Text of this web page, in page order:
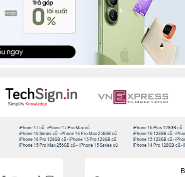
iPhone 17 cũ -iPhone 17 Pro Max cũ
iPhone 16 Series cũ - iPhone 16 Pro Max 256GB cũ
iPhone 16 Pro 128GB cũ -iPhone 15 Pro 128GB cũ
iPhone 15 Pro Max 256GB cũ - iPhone 15 Series cũ
iPhone 16 Plus 128GB cũ -
iPhone 16 128GB cũ -
iPhone 15 128GB cũ -
iPhone 14 Pro 128GB cũ -